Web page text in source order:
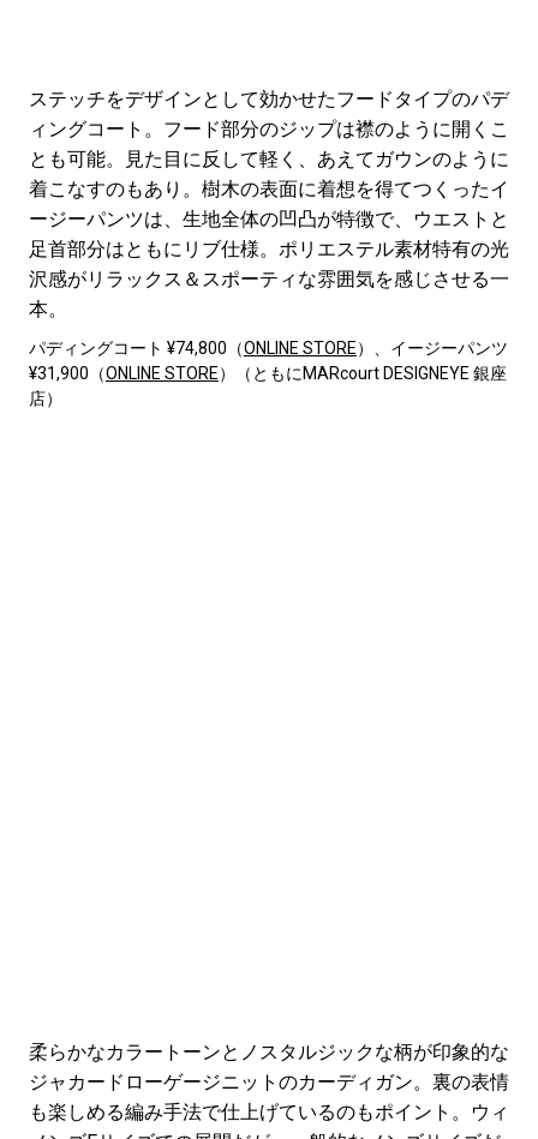
ステッチをデザインとして効かせたフードタイプのパデ
ィングコート。フード部分のジップは襟のように開くこ
とも可能。見た目に反して軽く、あえてガウンのように
着こなすのもあり。樹木の表面に着想を得てつくったイ
ージーパンツは、生地全体の凹凸が特徴で、ウエストと
足首部分はともにリブ仕様。ポリエステル素材特有の光
沢感がリラックス＆スポーティな雰囲気を感じさせる一
本。
パディングコート ¥74,800（ONLINE STORE）、イージーパンツ
¥31,900（ONLINE STORE）（ともにMARcourt DESIGNEYE 銀座
店）
柔らかなカラートーンとノスタルジックな柄が印象的な
ジャカードローゲージニットのカーディガン。裏の表情
も楽しめる編み手法で仕上げているのもポイント。ウィ